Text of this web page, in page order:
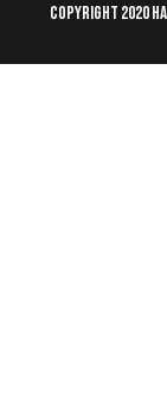
Copyright 2020